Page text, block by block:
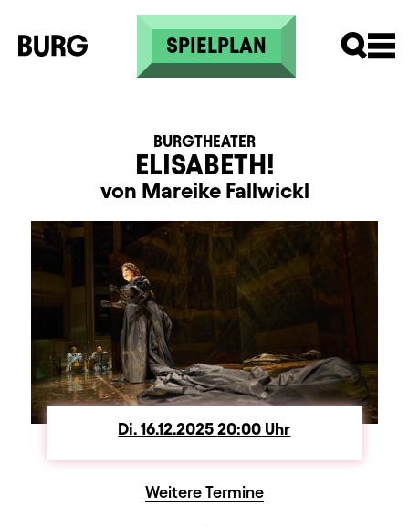
Direkt zum Inhalt
SPIELPLAN
ELISABETH!
BURGTHEATER
von Mareike Fallwickl
Di. Dienstag
16.12.202520:00 Uhr
Weitere Termine